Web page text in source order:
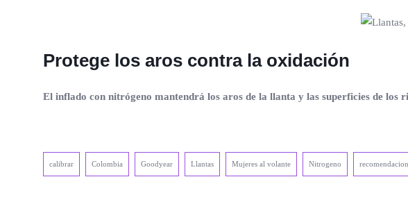
Protege los aros contra la oxidación
El inflado con nitrógeno mantendrá los aros de la llanta y las superficies de los
calibrar Colombia Goodyear Llantas Mujeres al volante Nitrogeno